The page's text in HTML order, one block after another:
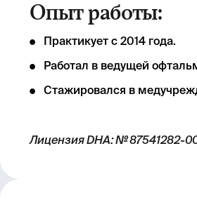
Опыт работы:
Практикует с 2014 года.
Работал в ведущей
Стажировался в
Лицензия DHA: № 87541282-